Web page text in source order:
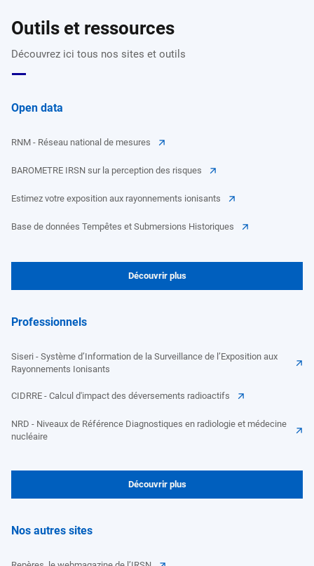
Outils et ressources
Découvrez ici tous nos sites et outils
Open data
RNM - Réseau national de mesures
BAROMETRE IRSN sur la perception des risques
Estimez votre exposition aux rayonnements ionisants
Base de données Tempêtes et Submersions Historiques
Découvrir plus
Professionnels
Siseri - Système d’Information de la Surveillance de l’Exposition aux
Rayonnements Ionisants
CIDRRE - Calcul d'impact des déversements radioactifs
NRD - Niveaux de Référence Diagnostiques en radiologie et médecine
nucléaire
Découvrir plus
Nos autres sites